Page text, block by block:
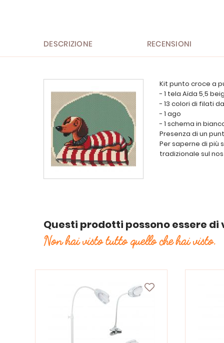
immagini
DESCRIZIONE RECENSIONI
Kit punto croce a
- 1 tela Aïda 5,5
- 13 colori di filati
- 1 ago
- 1 schema in
Presenza di un
Per saperne di più
tradizionale sul
Questi prodotti possono essere
Non hai visto tutto quello che hai visto.